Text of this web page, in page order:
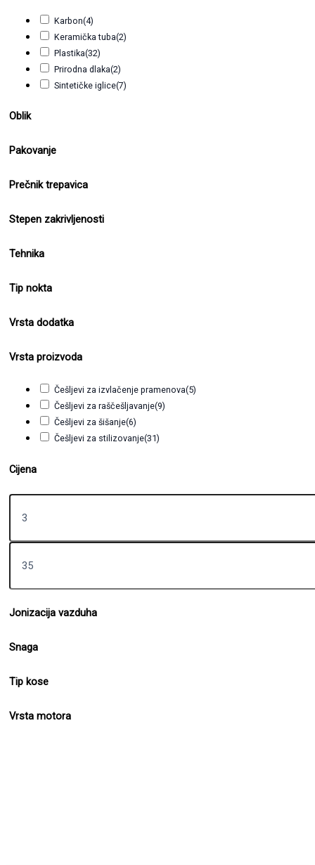
Karbon(4)
Keramička tuba(2)
Plastika(32)
Prirodna dlaka(2)
Sintetičke iglice(7)
Oblik
Pakovanje
Prečnik trepavica
Stepen zakrivljenosti
Tehnika
Tip nokta
Vrsta dodatka
Vrsta proizvoda
Češljevi za izvlačenje pramenova(5)
Češljevi za raščešljavanje(9)
Češljevi za šišanje(6)
Češljevi za stilizovanje(31)
Cijena
Jonizacija vazduha
Snaga
Tip kose
Vrsta motora